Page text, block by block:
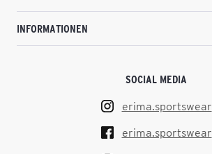
INFORMATIONEN
SOCIAL MEDIA
erima.sportswear
erima.sportswear